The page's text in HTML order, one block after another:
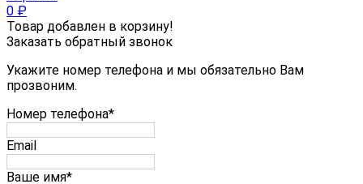
0 ₽
Товар добавлен в корзину!
Заказать обратный звонок
Укажите номер телефона и мы обязательно Вам
прозвоним.
Номер телефона*
Email
Ваше имя*